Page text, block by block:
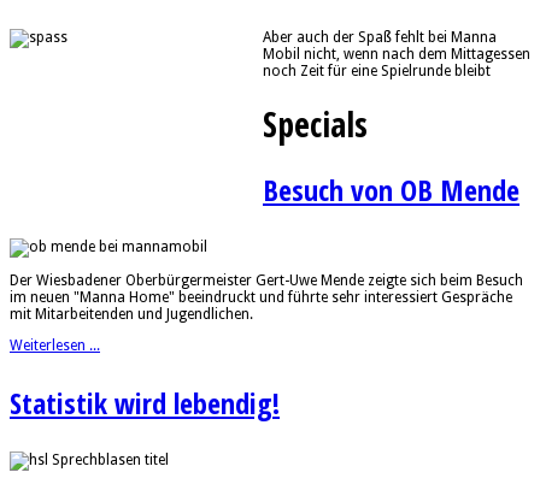
Aber auch der Spaß fehlt bei Manna
Mobil nicht, wenn nach dem Mittagessen
noch Zeit für eine Spielrunde bleibt
Specials
Besuch von OB Mende
Der Wiesbadener Oberbürgermeister Gert-Uwe Mende zeigte sich beim Besuch
im neuen "Manna Home" beeindruckt und führte sehr interessiert Gespräche
mit Mitarbeitenden und Jugendlichen.
Weiterlesen ...
Statistik wird lebendig!